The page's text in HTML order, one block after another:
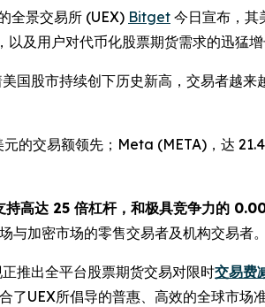
全景交易所 (UEX) Bitget 今日宣布，其
及用户对代币化股票期货需求的迅猛增
国股市持续创下历史新高，交易者越
的交易额领先；Meta (META)，达
高达 25 倍杠杆，和极具竞争力的
加密市场的零售交易者及机构交易者。
推出全平台股票期货交易对限时交易费
UEX所倡导的普惠、高效的全球市场准